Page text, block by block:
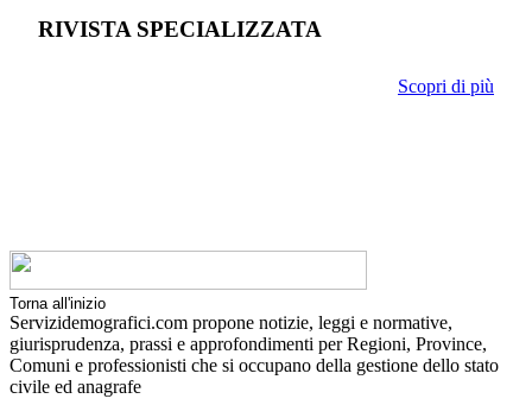
RIVISTA SPECIALIZZATA
Scopri di più
Torna all'inizio
Servizidemografici.com propone notizie, leggi e normative,
giurisprudenza, prassi e approfondimenti per Regioni, Province,
Comuni e professionisti che si occupano della gestione dello stato
civile ed anagrafe